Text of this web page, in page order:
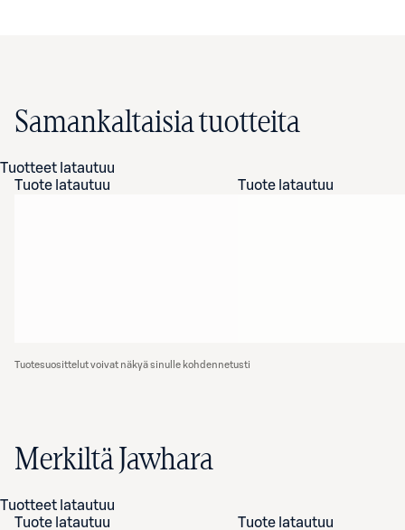
Samankaltaisia tuotteita
Tuotteet latautuu
Tuote latautuu
Tuote latautuu
Tuotesuosittelut voivat näkyä sinulle kohdennetusti
Merkiltä Jawhara
Tuotteet latautuu
Tuote latautuu
Tuote latautuu